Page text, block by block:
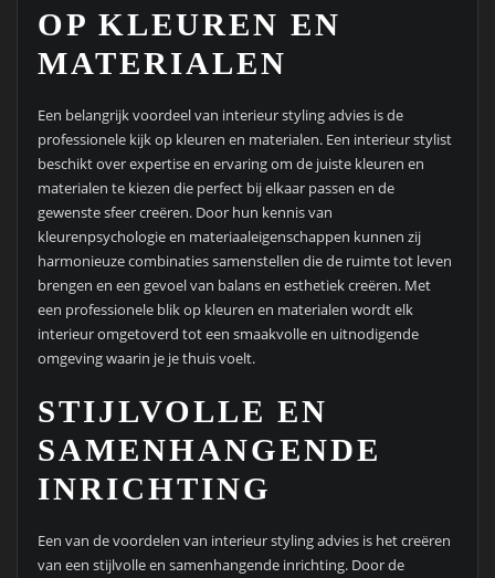
OP KLEUREN EN
MATERIALEN
Een belangrijk voordeel van interieur styling advies is de
professionele kijk op kleuren en materialen. Een interieur stylist
beschikt over expertise en ervaring om de juiste kleuren en
materialen te kiezen die perfect bij elkaar passen en de
gewenste sfeer creëren. Door hun kennis van
kleurenpsychologie en materiaaleigenschappen kunnen zij
harmonieuze combinaties samenstellen die de ruimte tot leven
brengen en een gevoel van balans en esthetiek creëren. Met
een professionele blik op kleuren en materialen wordt elk
interieur omgetoverd tot een smaakvolle en uitnodigende
omgeving waarin je je thuis voelt.
STIJLVOLLE EN
SAMENHANGENDE
INRICHTING
Een van de voordelen van interieur styling advies is het creëren
van een stijlvolle en samenhangende inrichting. Door de